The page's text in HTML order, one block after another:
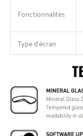
Fonctionnalités
Type d’écran